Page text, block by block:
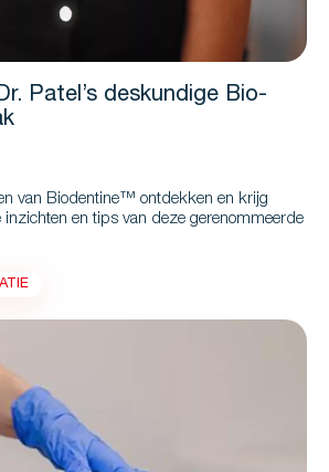
Patel’s deskundige Bio-
van Biodentine™ ontdekken en krijg
inzichten en tips van deze gerenommeerde